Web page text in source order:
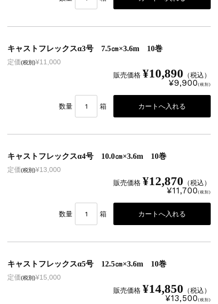
キャストフレックスα3号 7.5㎝×3.6m 10巻
定価(税別)¥11,000
販売価格 ¥10,890 （税込）
¥9,900(税別)
数量 箱
キャストフレックスα4号 10.0㎝×3.6m 10巻
定価(税別)¥13,000
販売価格 ¥12,870 （税込）
¥11,700(税別)
数量 箱
キャストフレックスα5号 12.5㎝×3.6m 10巻
定価(税別)¥15,000
販売価格 ¥14,850 （税込）
¥13,500(税別)